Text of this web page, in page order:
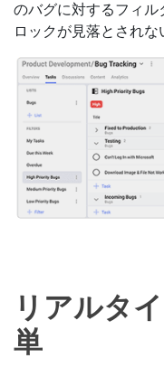
のバグに対するフィ
ロックが見落とされな
リアルタ
単